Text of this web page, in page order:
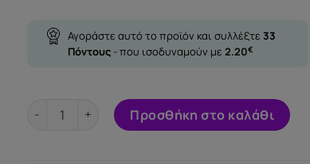
Αγοράστε αυτό το προϊόν και συλλέξτε 33
Πόντους - που ισοδυναμούν με 2.20€
BAILE CONTROL REMOTE BLACK 20V RING ποσότητα
Προσθήκη στο καλάθι